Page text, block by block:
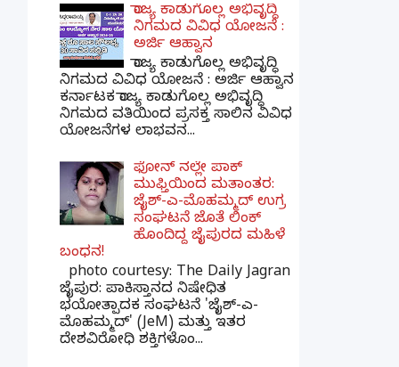
ರಾಜ್ಯ ಕಾಡುಗೊಲ್ಲ ಅಭಿವೃದ್ಧಿ
ನಿಗಮದ ವಿವಿಧ ಯೋಜನೆ :
ಅರ್ಜಿ ಆಹ್ವಾನ
ರಾಜ್ಯ ಕಾಡುಗೊಲ್ಲ ಅಭಿವೃದ್ಧಿ
ನಿಗಮದ ವಿವಿಧ ಯೋಜನೆ : ಅರ್ಜಿ ಆಹ್ವಾನ
ಕರ್ನಾಟಕ ರಾಜ್ಯ ಕಾಡುಗೊಲ್ಲ ಅಭಿವೃದ್ಧಿ
ನಿಗಮದ ವತಿಯಿಂದ ಪ್ರಸಕ್ತ ಸಾಲಿನ ವಿವಿಧ
ಯೋಜನೆಗಳ ಲಾಭವನ...
ಫೋನ್ ನಲ್ಲೇ ಪಾಕ್
ಮುಫ್ತಿಯಿಂದ ಮತಾಂತರ:
ಜೈಶ್-ಎ-ಮೊಹಮ್ಮದ್ ಉಗ್ರ
ಸಂಘಟನೆ ಜೊತೆ ಲಿಂಕ್
ಹೊಂದಿದ್ದ ಜೈಪುರದ ಮಹಿಳೆ
ಬಂಧನ!
photo courtesy: The Daily Jagran
ಜೈಪುರ: ಪಾಕಿಸ್ತಾನದ ನಿಷೇಧಿತ
ಭಯೋತ್ಪಾದಕ ಸಂಘಟನೆ 'ಜೈಶ್-ಎ-
ಮೊಹಮ್ಮದ್' (JeM) ಮತ್ತು ಇತರ
ದೇಶವಿರೋಧಿ ಶಕ್ತಿಗಳೊಂ...